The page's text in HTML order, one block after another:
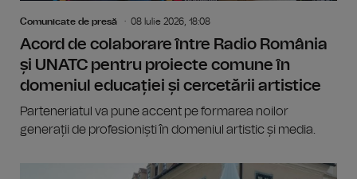
Comunicate de presă 08 Iulie 2026, 18:08
Acord de colaborare între Radio România
și UNATC pentru proiecte comune în
domeniul educației și cercetării artistice
Parteneriatul va pune accent pe formarea noilor
generații de profesioniști în domeniul artistic și media.